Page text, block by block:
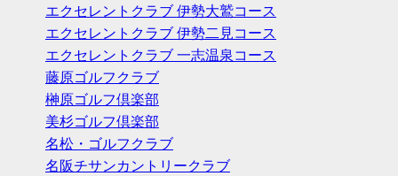
エクセレントクラブ 伊勢大鷲コース
エクセレントクラブ 伊勢二見コース
エクセレントクラブ 一志温泉コース
藤原ゴルフクラブ
榊原ゴルフ倶楽部
美杉ゴルフ倶楽部
名松・ゴルフクラブ
名阪チサンカントリークラブ